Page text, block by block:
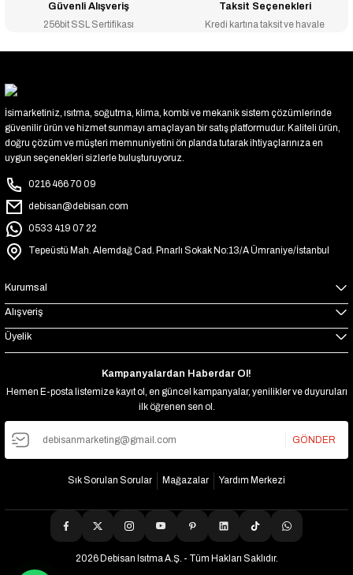
Güvenli Alışveriş
256bit SSL Sertifikası
Taksit Seçenekleri
Kredi kartına taksit ve havale
İsimarketiniz, ısıtma, soğutma, klima, kombi ve mekanik sistem çözümlerinde
güvenilir ürün ve hizmet sunmayı amaçlayan bir satış platformudur. Kaliteli ürün,
doğru çözüm ve müşteri memnuniyetini ön planda tutarak ihtiyaçlarınıza en
uygun seçenekleri sizlerle buluşturuyoruz.
0216 466 70 09
debisan@debisan.com
0533 419 07 22
Tepeüstü Mah. Alemdağ Cad. Pınarlı Sokak No:13/A Ümraniye/İstanbul
Kurumsal
Alışveriş
Üyelik
Kampanyalardan Haberdar Ol!
Hemen E-posta listemize kayıt ol, en güncel kampanyalar, yenilikler ve duyuruları
ilk öğrenen sen ol.
GÖNDER
Sık Sorulan Sorular Mağazalar Yardım Merkezi
2026 Debisan Isıtma A.Ş. - Tüm Hakları Saklıdır.